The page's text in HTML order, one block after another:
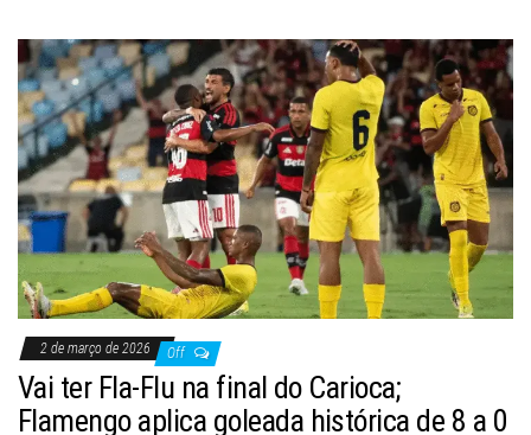
2 de março de 2026 Off
Vai ter Fla-Flu na final do Carioca;
Flamengo aplica goleada histórica de 8 a 0